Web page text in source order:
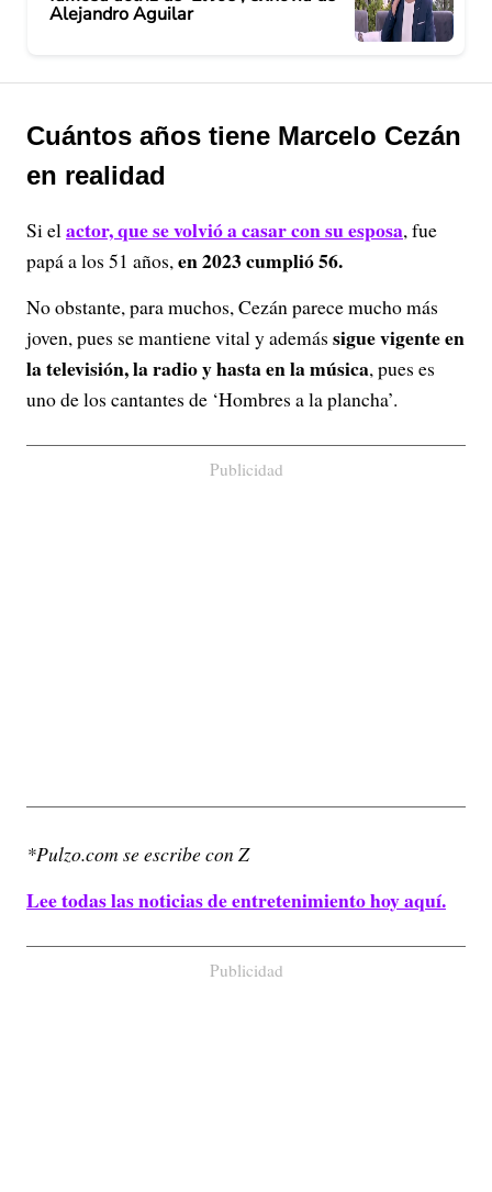
Alejandro Aguilar
Cuántos años tiene Marcelo Cezán
en realidad
Si elactor, que se volvió a casar con su esposa, fue
papá a los 51 años,en 2023 cumplió 56.
No obstante, para muchos, Cezán parece mucho más
joven, pues se mantiene vital y además sigue vigente en
la televisión, la radio y hasta en la música, pues es
uno de los cantantes de ‘Hombres a la plancha’.
Publicidad
*Pulzo.com se escribe con Z
Lee todas las noticias de entretenimiento hoy aquí.
Publicidad